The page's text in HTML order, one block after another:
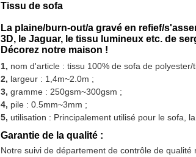
Tissu de sofa
La plaine/burn-out/a gravé en refief/
3D, le Jaguar, le tissu lumineux etc. de
Décorez notre maison !
1, nom d'article : tissu 100% de sofa de
2, largeur : 1,4m~2.0m ;
3, gramme : 250gsm~300gsm ;
4, pile : 0.5mm~3mm ;
5, utilisation : Principalement utilisé pour le sofa,
Garantie de la qualité :
Notre suivi de département de contrôle de